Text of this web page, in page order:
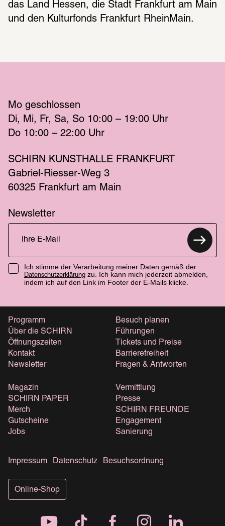
das Land Hessen, die Stadt Frankfurt am Main
und den Kulturfonds Frankfurt RheinMain.
Mo geschlossen
Di
Mi Fr Sa So 10:00 – 19:00 Uhr
Do 10:00 – 22:00 Uhr
SCHIRN KUNSTHALLE FRANKFURT
Gabriel-Riesser-Weg 3
60325 Frankfurt am Main
Newsletter
Ich stimme der Verarbeitung meiner Daten gemäß der
Datenschutzerklärung zu. Ich kann mich jederzeit abmelden,
indem ich auf den Link im Footer der E-Mails klicke.
Programm
Über die SCHIRN
Öffnungszeiten
Kontakt
Newsletter
Besuch planen
Führungen
Tickets und Preise
Barrierefreiheit
Fragen & Antworten
Magazin
SCHIRN PAPER
Merch
Gutscheine
Jobs
Vermittlung
Presse
SCHIRN FREUNDE
Engagement
Sanierung
Impressum Datenschutz Besuchsordnung
Online-Shop